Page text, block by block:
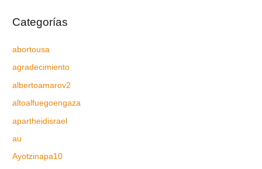
Categorías
abortousa
agradecimiento
albertoamarov2
altoalfuegoengaza
apartheidisrael
au
Ayotzinapa10